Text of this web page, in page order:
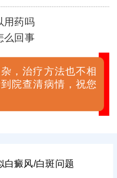
用药吗
么回事
，治疗方法也不相
院查清病情，祝您
白癜风/白斑问题